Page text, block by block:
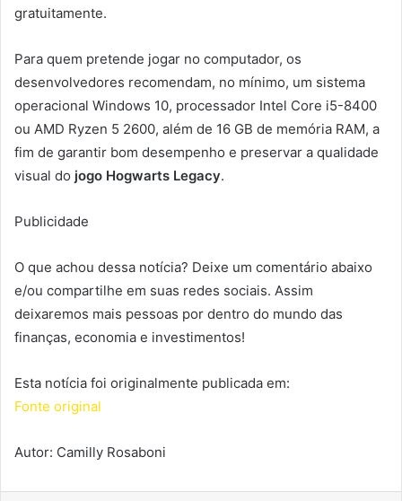
gratuitamente.
Para quem pretende jogar no computador, os
desenvolvedores recomendam, no mínimo, um sistema
operacional Windows 10, processador Intel Core i5-8400
ou AMD Ryzen 5 2600, além de 16 GB de memória RAM, a
fim de garantir bom desempenho e preservar a qualidade
visual do jogo Hogwarts Legacy.
Publicidade
O que achou dessa notícia? Deixe um comentário abaixo
e/ou compartilhe em suas redes sociais. Assim
deixaremos mais pessoas por dentro do mundo das
finanças, economia e investimentos!
Esta notícia foi originalmente publicada em:
Fonte original
Autor: Camilly Rosaboni